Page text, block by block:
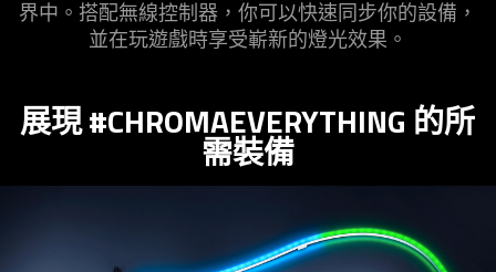
界中。搭配無線控制器，你可以快速同步你的設備，
並在玩遊戲時享受嶄新的燈光效果。
展現 #CHROMAEVERYTHING 的所
需裝備